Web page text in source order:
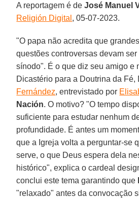
A reportagem é deJosé Manuel
Religión Digital , 05-07-2023.
"O papa não acredita que
questões controversas devam
sínodo". É o que diz seu amigo e
Dicastério para a Doutrina da
Fernández, entrevistado por
Nación. O motivo? "O tempo
suficiente para estudar nenhum
profundidade. É antes um
que a Igreja volta a perguntar-se
serve, o que Deus espera dela
histórico", explica o cardeal
conclui este tema garantindo que
"relaxado" antes da convocação